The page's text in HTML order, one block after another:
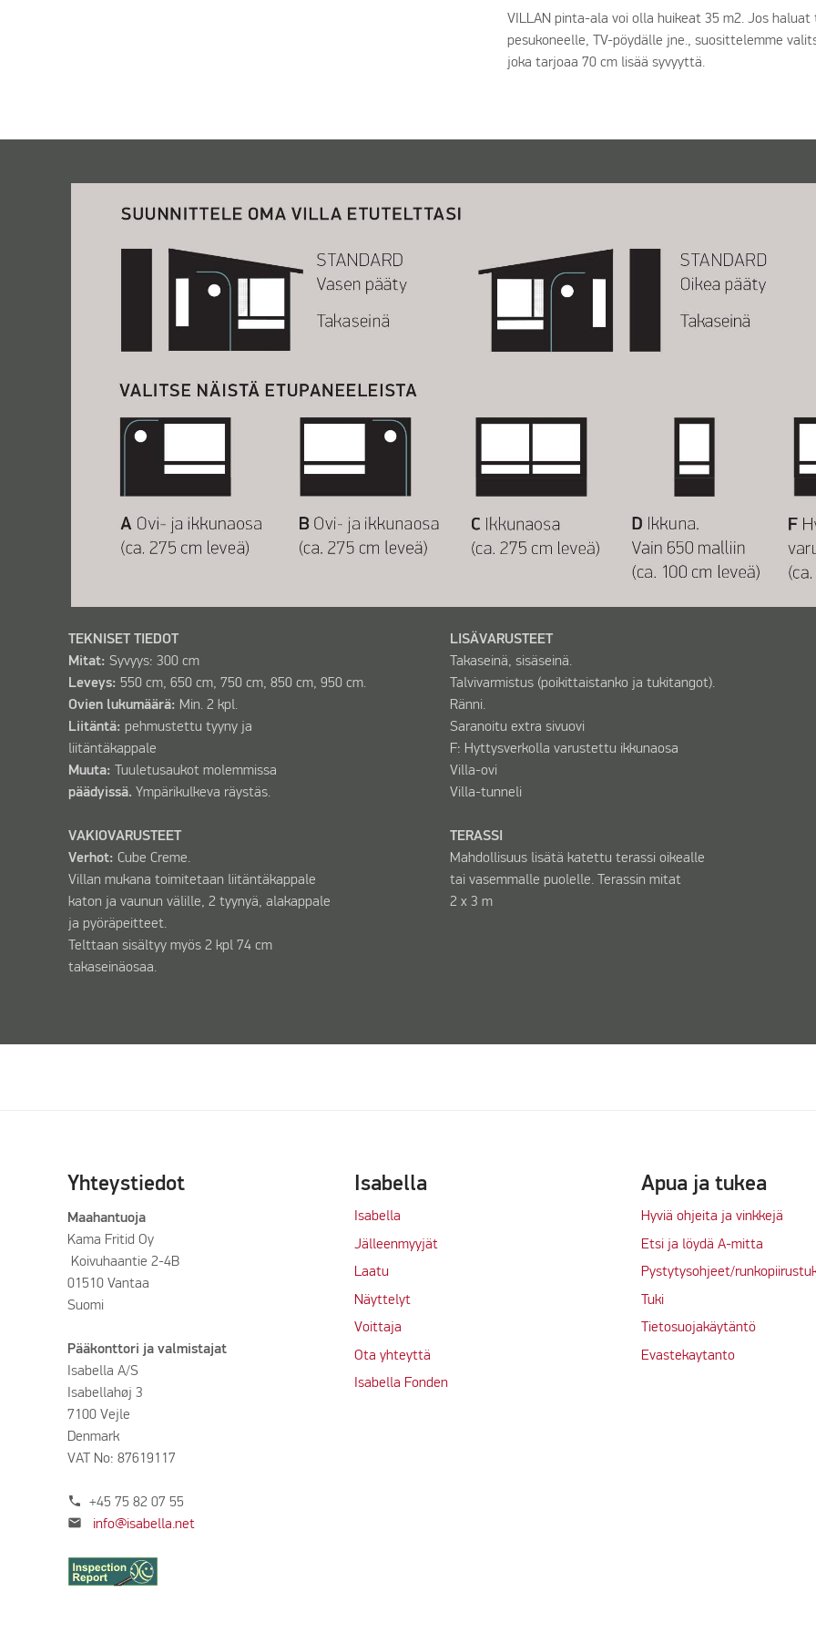
VILLAN pinta-ala voi olla huikeat 35 m2. Jos
pesukoneelle, TV-pöydälle jne., suosittelemme
joka tarjoaa 70 cm lisää syvyyttä.
TEKNISET TIEDOT
Mitat:Syvyys: 300 cm
Leveys:550 cm, 650 cm, 750 cm, 850 cm, 950 cm.
Ovien lukumäärä: Min. 2 kpl.
Liitäntä:pehmustettu tyyny ja
liitäntäkappale
Muuta: Tuuletusaukot molemmissa
päädyissä. Ympärikulkeva räystäs.
VAKIOVARUSTEET
Verhot: Cube Creme.
Villan mukana toimitetaan liitäntäkappale
katon ja vaunun välille, 2 tyynyä, alakappale
ja pyöräpeitteet.
Telttaan sisältyy myös 2 kpl 74 cm
takaseinäosaa.
LISÄVARUSTEET
Takaseinä, sisäseinä.
Talvivarmistus (poikittaistanko ja tukitangot).
Ränni.
Saranoitu extra sivuovi
F: Hyttysverkolla varustettu ikkunaosa
Villa-ovi
Villa-tunneli
TERASSI
Mahdollisuus lisätä katettu terassi oikealle
tai vasemmalle puolelle. Terassin mitat
2 x 3 m
Yhteystiedot
Maahantuoja
Kama Fritid Oy
Koivuhaantie 2-4B
01510 Vantaa
Suomi
Pääkonttori ja valmistajat
Isabella A/S
Isabellahøj 3
7100 Vejle
Denmark
VAT No: 87619117
phone +45 75 82 07 55
mail info@isabella.net
Isabella
Isabella
Jälleenmyyjät
Laatu
Näyttelyt
Voittaja
Ota yhteyttä
Isabella Fonden
Apua ja tukea
Hyviä ohjeita ja vinkkejä
Etsi ja löydä A-mitta
Pystytysohjeet/
Tuki
Tietosuojakäytäntö
Evastekaytanto